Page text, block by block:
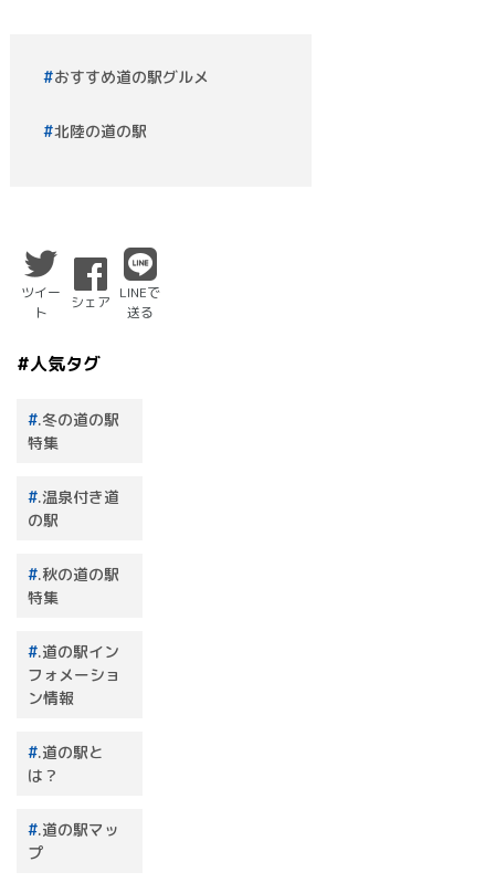
おすすめ道の駅グルメ
北陸の道の駅
ツイー
ト
シェア
LINEで
送る
#人気タグ
.冬の道の駅
特集
.温泉付き道
の駅
.秋の道の駅
特集
.道の駅イン
フォメーショ
ン情報
.道の駅と
は？
.道の駅マッ
プ